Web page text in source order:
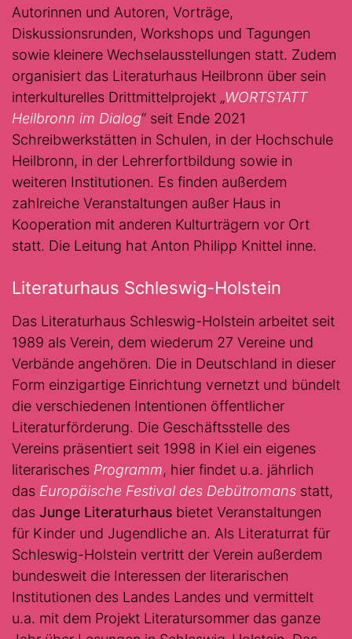
Autorinnen und Autoren, Vorträge,
Diskussionsrunden, Workshops und Tagungen
sowie kleinere Wechselausstellungen statt. Zudem
organisiert das Literaturhaus Heilbronn über sein
interkulturelles Drittmittelprojekt „WORTSTATT
Heilbronn im Dialog“ seit Ende 2021
Schreibwerkstätten in Schulen, in der Hochschule
Heilbronn, in der Lehrerfortbildung sowie in
weiteren Institutionen. Es finden außerdem
zahlreiche Veranstaltungen außer Haus in
Kooperation mit anderen Kulturträgern vor Ort
statt. Die Leitung hat Anton Philipp Knittel inne.
Literaturhaus Schleswig-Holstein
Das Literaturhaus Schleswig-Holstein arbeitet seit
1989 als Verein, dem wiederum 27 Vereine und
Verbände angehören. Die in Deutschland in dieser
Form einzigartige Einrichtung vernetzt und bündelt
die verschiedenen Intentionen öffentlicher
Literaturförderung. Die Geschäftsstelle des
Vereins präsentiert seit 1998 in Kiel ein eigenes
literarisches Programm, hier findet u.a. jährlich
das Europäische Festival des Debütromans statt,
das Junge Literaturhaus bietet Veranstaltungen
für Kinder und Jugendliche an. Als Literaturrat für
Schleswig-Holstein vertritt der Verein außerdem
bundesweit die Interessen der literarischen
Institutionen des Landes Landes und vermittelt
u.a. mit dem Projekt Literatursommer das ganze